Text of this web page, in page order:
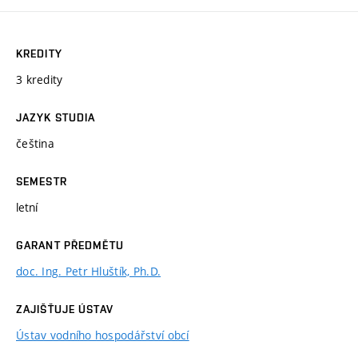
KREDITY
3 kredity
JAZYK STUDIA
čeština
SEMESTR
letní
GARANT PŘEDMĚTU
doc. Ing. Petr Hluštík, Ph.D.
ZAJIŠŤUJE ÚSTAV
Ústav vodního hospodářství obcí